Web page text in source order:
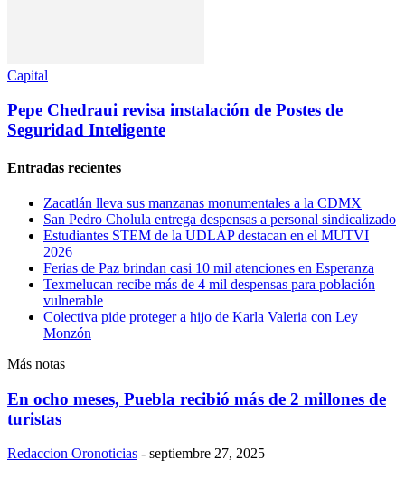
Capital
Pepe Chedraui revisa instalación de Postes de
Seguridad Inteligente
Entradas recientes
Zacatlán lleva sus manzanas monumentales a la CDMX
San Pedro Cholula entrega despensas a personal sindicalizado
Estudiantes STEM de la UDLAP destacan en el MUTVI
2026
Ferias de Paz brindan casi 10 mil atenciones en Esperanza
Texmelucan recibe más de 4 mil despensas para población
vulnerable
Colectiva pide proteger a hijo de Karla Valeria con Ley
Monzón
Más notas
En ocho meses, Puebla recibió más de 2 millones de
turistas
Redaccion Oronoticias - septiembre 27, 2025